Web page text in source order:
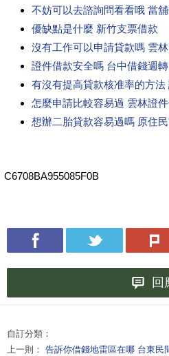
不妨可以去諮詢問看看哦 當
優缺點是什麼 新竹支票借款
沒有工作可以申請貸款嗎 雲
證件借款安全嗎 台中借錢週轉
有沒有提高貸款核准率的方法
怎麼申請比較容易過 雲林證
想辦二胎貸款容易過嗎 原住
C6708BA955085F0B
回
自訂分類：
上一則： 告訴你借錢地雷區在哪 台東民